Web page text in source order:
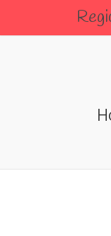
Wszystkie